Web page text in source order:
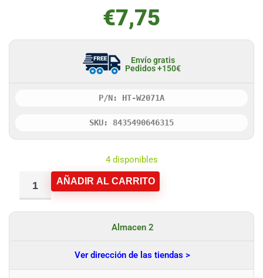
€7,75
Envío gratis
Pedidos +150€
P/N: HT-W2071A
SKU: 8435490646315
4 disponibles
AÑADIR AL CARRITO
Almacen 2
Ver dirección de las tiendas >